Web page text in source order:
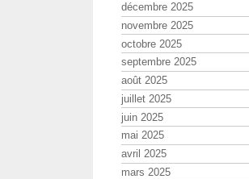
décembre 2025
novembre 2025
octobre 2025
septembre 2025
août 2025
juillet 2025
juin 2025
mai 2025
avril 2025
mars 2025